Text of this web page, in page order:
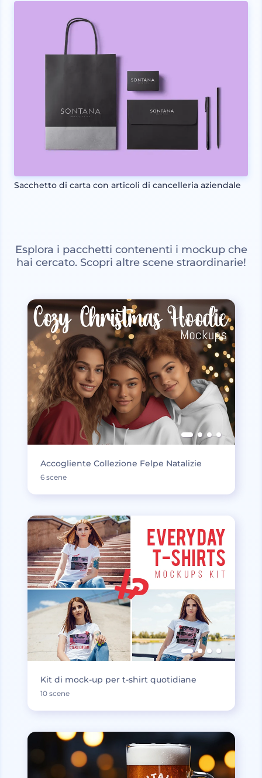
Sacchetto di carta con articoli di cancelleria aziendale
Esplora i pacchetti contenenti i mockup che
hai cercato. Scopri altre scene straordinarie!
Accogliente Collezione Felpe Natalizie
6 scene
Kit di mock-up per t-shirt quotidiane
10 scene